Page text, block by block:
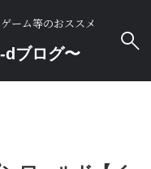
ーム等のおススメ
dブログ〜